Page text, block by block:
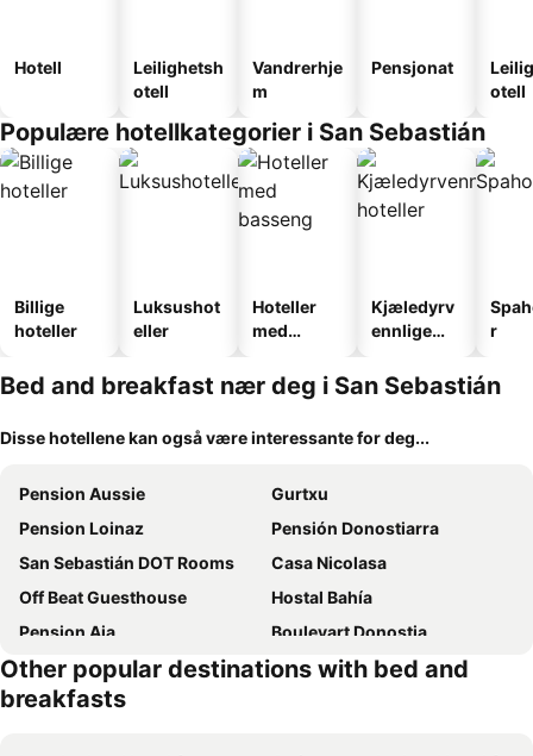
Hotell
Leilighetsh
otell
Vandrerhje
m
Pensjonat
otell
Populære hotellkategorier i San Sebastián
Billige
hoteller
Luksushot
eller
Hoteller
med
Kjæledyrv
ennlige
r
Bed and breakfast nær deg i San Sebastián
Disse hotellene kan også være interessante for deg...
Pension Aussie
Gurtxu
Pension Loinaz
Pensión Donostiarra
San Sebastián DOT Rooms
Casa Nicolasa
Off Beat Guesthouse
Hostal Bahía
Pension Aia
Boulevart Donostia
Casa Centro
Kontxa Guesthouse
Pension San Martin
Other popular destinations with bed and
breakfasts